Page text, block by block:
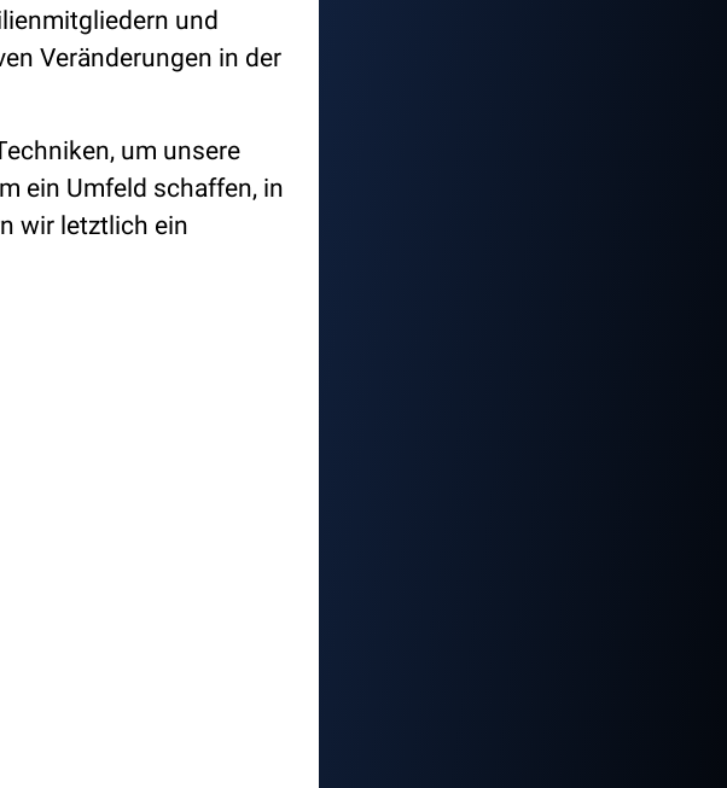
und
Veränderungen in der
um unsere
ein Umfeld schaffen, in
wir letztlich ein